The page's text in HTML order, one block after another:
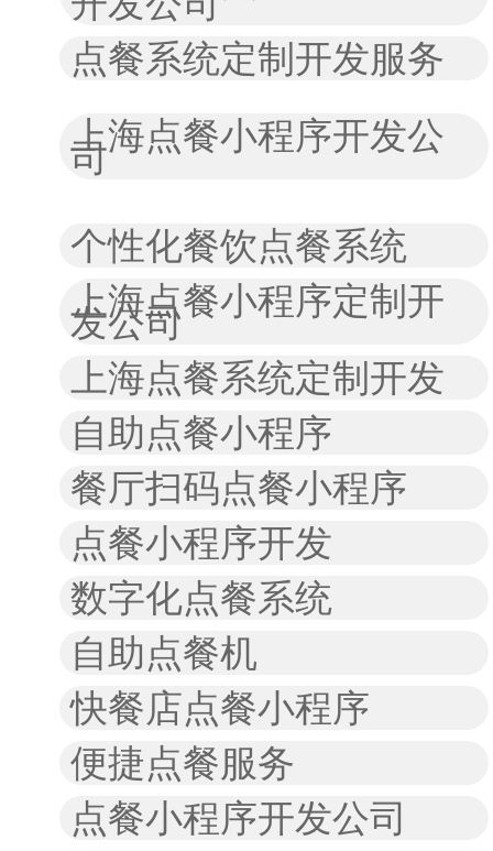
点餐系统定制开发服务
上海点餐小程序开发公
司
个性化餐饮点餐系统
上海点餐小程序定制开
发公司
上海点餐系统定制开发
自助点餐小程序
餐厅扫码点餐小程序
点餐小程序开发
数字化点餐系统
自助点餐机
快餐店点餐小程序
便捷点餐服务
点餐小程序开发公司